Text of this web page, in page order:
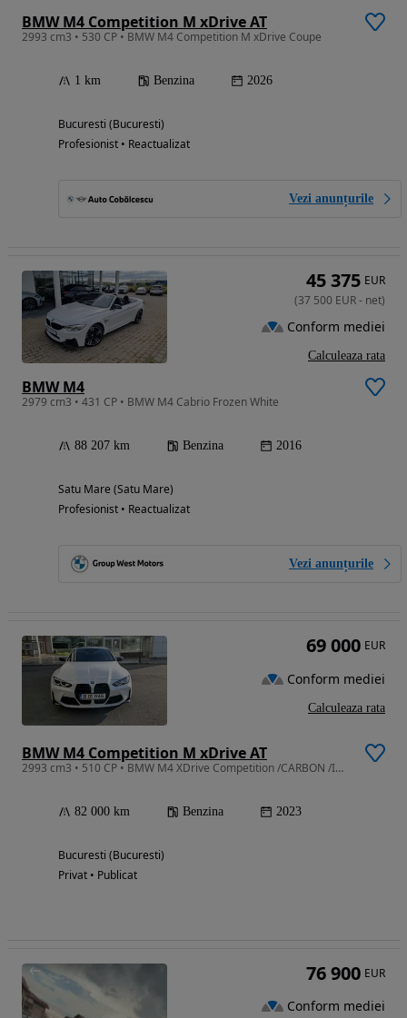
BMW M4 Competition M xDrive AT
2993 cm3 • 530 CP • BMW M4 Competition M xDrive Coupe
1 km Benzina 2026
Bucuresti (Bucuresti)
Profesionist • Reactualizat
Vezi anunțurile
BMW M4
2979 cm3 • 431 CP • BMW M4 Cabrio Frozen White
88 207 km Benzina 2016
Satu Mare (Satu Mare)
Profesionist • Reactualizat
Vezi anunțurile
45 375 EUR
(37 500 EUR- net)
Conform mediei
Calculeaza rata
BMW M4 Competition M xDrive AT
2993 cm3 • 510 CP • BMW M4 XDrive Competition /CARBON /INDIVIDUAL / Full PPF Garantie
82 000 km Benzina 2023
Bucuresti (Bucuresti)
Privat • Publicat
69 000 EUR
Conform mediei
Calculeaza rata
76 900 EUR
Conform mediei